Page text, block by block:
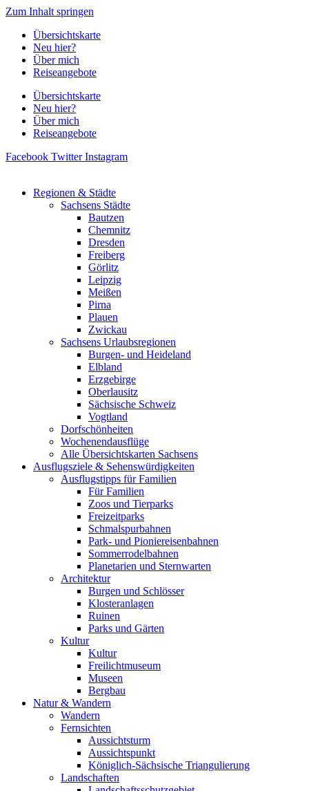
Zum Inhalt springen
Übersichtskarte
Neu hier?
Über mich
Reiseangebote
Übersichtskarte
Neu hier?
Über mich
Reiseangebote
Facebook Twitter Instagram
Regionen & Städte
Sachsens Städte
Bautzen
Chemnitz
Dresden
Freiberg
Görlitz
Leipzig
Meißen
Pirna
Plauen
Zwickau
Sachsens Urlaubsregionen
Burgen- und Heideland
Elbland
Erzgebirge
Oberlausitz
Sächsische Schweiz
Vogtland
Dorfschönheiten
Wochenendausflüge
Alle Übersichtskarten Sachsens
Ausflugsziele & Sehenswürdigkeiten
Ausflugstipps für Familien
Für Familien
Zoos und Tierparks
Freizeitparks
Schmalspurbahnen
Park- und Pioniereisenbahnen
Sommerrodelbahnen
Planetarien und Sternwarten
Architektur
Burgen und Schlösser
Klosteranlagen
Ruinen
Parks und Gärten
Kultur
Kultur
Freilichtmuseum
Museen
Bergbau
Natur & Wandern
Wandern
Fernsichten
Aussichtsturm
Aussichtspunkt
Königlich-Sächsische Triangulierung
Landschaften